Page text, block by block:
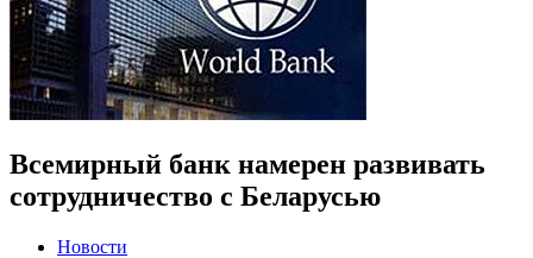
Всемирный банк намерен развивать
сотрудничество с Беларусью
Новости